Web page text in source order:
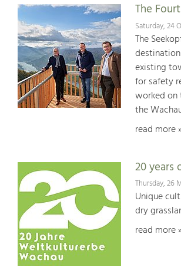
The
Saturday, 24
The
existing
for safety
worked
the
read more
20 years
Thursday, 26
Unique
dry
read more